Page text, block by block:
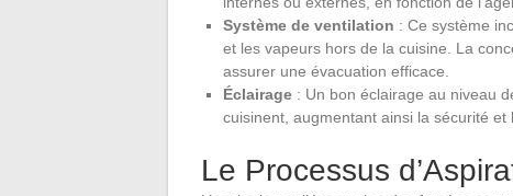
Système de ventilation : Ce système
et les vapeurs hors de la cuisine. La
assurer une évacuation efficace.
Éclairage : Un bon éclairage au niveau
cuisinent, augmentant ainsi la sécurité
Le Processus